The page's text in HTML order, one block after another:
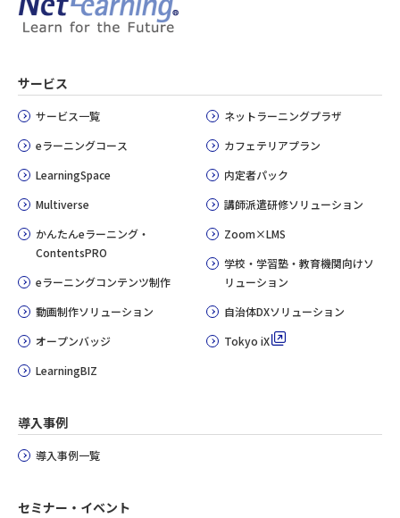
サービス
サービス一覧
eラーニングコース
LearningSpace
Multiverse
かんたんeラーニング・
ContentsPRO
eラーニングコンテンツ制作
動画制作ソリューション
オープンバッジ
LearningBIZ
ネットラーニングプラザ
カフェテリアプラン
内定者パック
講師派遣研修ソリューション
Zoom×LMS
学校・学習塾・教育機関向けソ
リューション
自治体DXソリューション
Tokyo iX
導入事例
導入事例一覧
セミナー・イベント